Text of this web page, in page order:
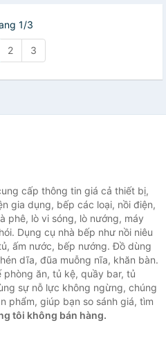
1/3
2 3
cấp thông tin giá cả thiết bị,
gia dụng, bếp các loại, nồi điện,
phê, lò vi sóng, lò nướng, máy
Dụng cụ nhà bếp như nồi niêu
ấm nước, bếp nướng. Đồ dùng
dĩa, đũa muỗng nĩa, khăn bàn.
ăn, tủ kệ, quầy bar, tủ
sự nỗ lực không ngừng, chúng
phẩm, giúp bạn so sánh giá, tìm
tôi không bán hàng.